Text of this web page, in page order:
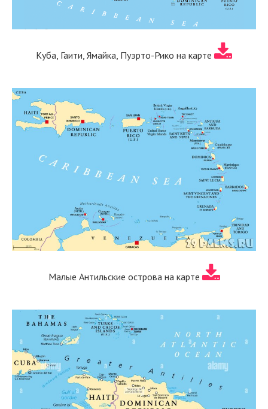
Куба, Гаити, Ямайка, Пуэрто-Рико на карте
Малые Антильские острова на карте